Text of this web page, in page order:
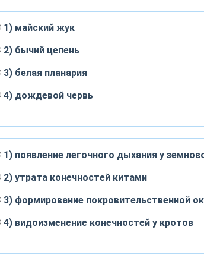
1) майский жук
2) бычий цепень
3) белая планария
4) дождевой червь
1) появление легочного дыхания у
2) утрата конечностей китами
3) формирование покровительственной
4) видоизменение конечностей у кротов